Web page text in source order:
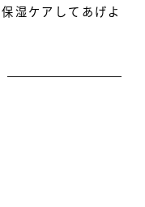
湿ケアしてあげよ